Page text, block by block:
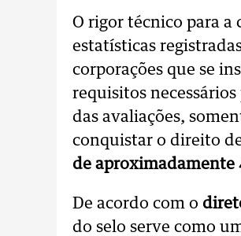
O rigor técnico para a
estatísticas
corporações que se
requisitos
das avaliações,
conquistar o direito
de aproximadamente
De acordo com o
do selo serve como